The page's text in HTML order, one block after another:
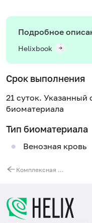
Подробное
Helixbook
Срок выполнения
21 суток. Указанный
биоматериала
Тип биоматериала
Венозная кровь
Комплексная молекулярно-генетическая диагностика непереносимости лактозы и фруктозы (ген MCM6 и ген ALDOB)